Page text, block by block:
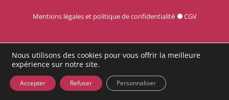
Mentions légales et politique de confidentialité CGV
Nous utilisons des cookies pour vous offrir la meilleure
expérience sur notre site.
Accepter Refuser Personnaliser